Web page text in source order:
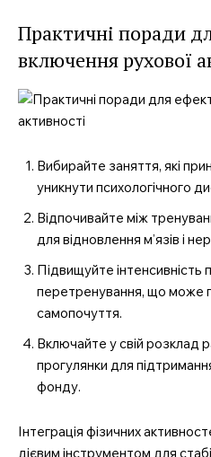
Практичні поради
включення рухової
Вибирайте заняття, які
уникнути психологічного
Відпочивайте між
для відновлення м’язів і
Підвищуйте інтенсивність
перетренування, що може
самопочуття.
Включайте у свій розклад
прогулянки для
фонду.
Інтеграція фізичних
дієвим інструментом для